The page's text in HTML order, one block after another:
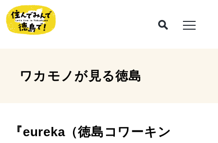
ワカモノが見る徳島
『eureka（徳島コワーキン